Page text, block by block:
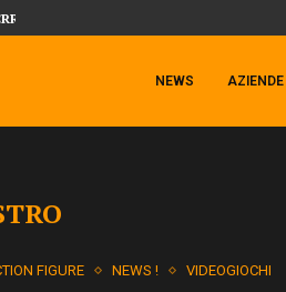
DELLA LAGUNA...
NEWS AZIENDE
FIGURE NEWS ! VIDEOGIOCHI